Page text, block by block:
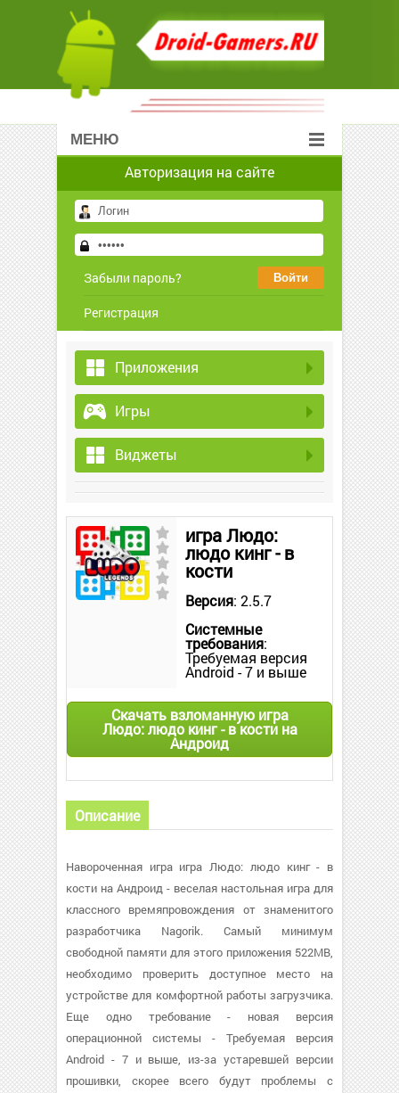
МЕНЮ
Авторизация на сайте
Забыли пароль?
Регистрация
Приложения
Игры
Виджеты
игра Людо:
людо кинг - в
кости
Версия: 2.5.7
Системные
требования:
Требуемая версия
Android - 7 и выше
Скачать взломанную игра
Людо: людо кинг - в кости на
Андроид
Описание
Навороченная игра игра Людо: людо кинг - в
кости на Андроид - веселая настольная игра для
классного времяпровождения от знаменитого
разработчика Nagorik. Самый минимум
свободной памяти для этого приложения 522MB,
необходимо проверить доступное место на
устройстве для комфортной работы загрузчика.
Еще одно требование - новая версия
операционной системы - Требуемая версия
Android - 7 и выше, из-за устаревшей версии
прошивки, скорее всего будут проблемы с